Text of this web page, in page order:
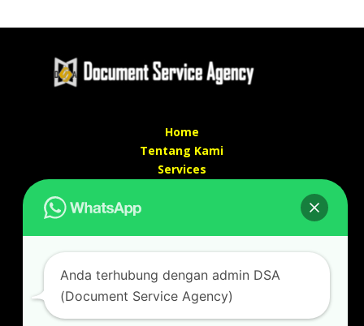
Home
Tentang Kami
Services
Alamat kantor :
Jl Swadaya Pam No 6 Rt 006 Rw 007 Jatinegara,
Cakung, Jakarta Timur 13930
(Dekat Mesjid Al Marzukiyah Swadaya Pam)
Anda terhubung dengan admin DSA
(Document Service Agency)